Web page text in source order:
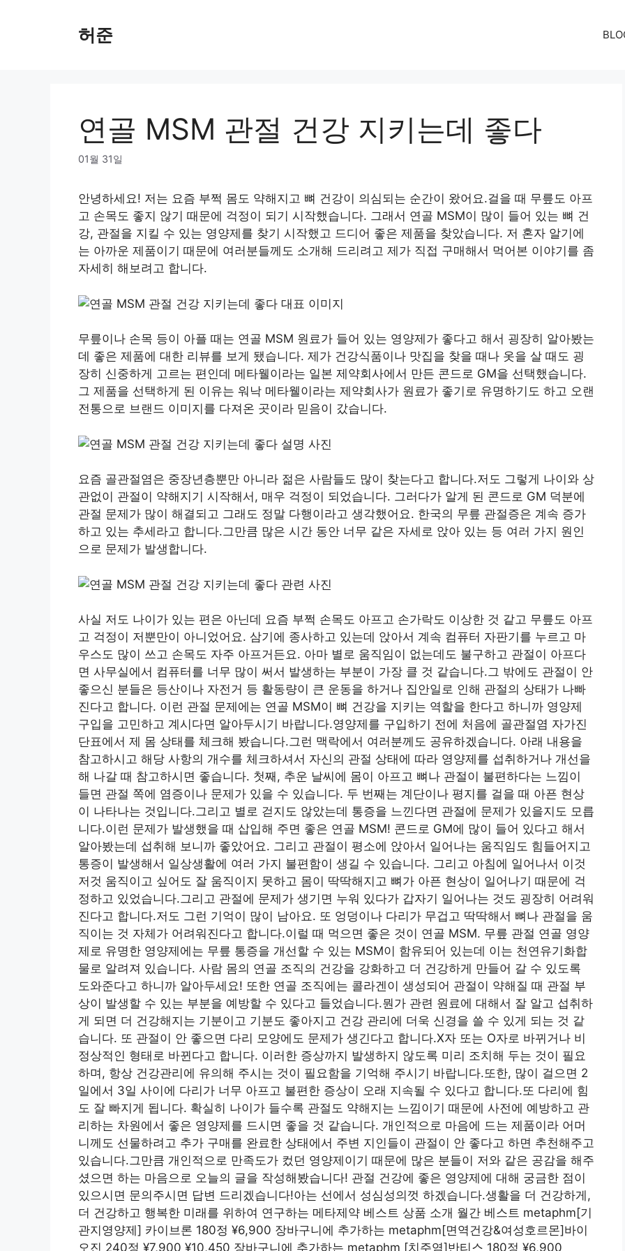
허준
연골 MSM 관절 건강 지키는데 좋다
01월 31일
안녕하세요! 저는 요즘 부쩍 몸도 약해지고 뼈 건강이 의심되는 순간이 왔어요.걸을 때 무릎도 아프
고 손목도 좋지 않기 때문에 걱정이 되기 시작했습니다. 그래서 연골 MSM이 많이 들어 있는 뼈 건
강, 관절을 지킬 수 있는 영양제를 찾기 시작했고 드디어 좋은 제품을 찾았습니다. 저 혼자 알기에
는 아까운 제품이기 때문에 여러분들께도 소개해 드리려고 제가 직접 구매해서 먹어본 이야기를 좀
자세히 해보려고 합니다.
무릎이나 손목 등이 아플 때는 연골 MSM 원료가 들어 있는 영양제가 좋다고 해서 굉장히 알아봤는
데 좋은 제품에 대한 리뷰를 보게 됐습니다. 제가 건강식품이나 맛집을 찾을 때나 옷을 살 때도 굉
장히 신중하게 고르는 편인데 메타웰이라는 일본 제약회사에서 만든 콘드로 GM을 선택했습니다.
그 제품을 선택하게 된 이유는 워낙 메타웰이라는 제약회사가 원료가 좋기로 유명하기도 하고 오랜
전통으로 브랜드 이미지를 다져온 곳이라 믿음이 갔습니다.
요즘 골관절염은 중장년층뿐만 아니라 젊은 사람들도 많이 찾는다고 합니다.저도 그렇게 나이와 상
관없이 관절이 약해지기 시작해서, 매우 걱정이 되었습니다. 그러다가 알게 된 콘드로 GM 덕분에
관절 문제가 많이 해결되고 그래도 정말 다행이라고 생각했어요. 한국의 무릎 관절증은 계속 증가
하고 있는 추세라고 합니다.그만큼 많은 시간 동안 너무 같은 자세로 앉아 있는 등 여러 가지 원인
으로 문제가 발생합니다.
사실 저도 나이가 있는 편은 아닌데 요즘 부쩍 손목도 아프고 손가락도 이상한 것 같고 무릎도 아프
고 걱정이 저뿐만이 아니었어요. 삼기에 종사하고 있는데 앉아서 계속 컴퓨터 자판기를 누르고 마
우스도 많이 쓰고 손목도 자주 아프거든요. 아마 별로 움직임이 없는데도 불구하고 관절이 아프다
면 사무실에서 컴퓨터를 너무 많이 써서 발생하는 부분이 가장 클 것 같습니다.그 밖에도 관절이 안
좋으신 분들은 등산이나 자전거 등 활동량이 큰 운동을 하거나 집안일로 인해 관절의 상태가 나빠
진다고 합니다. 이런 관절 문제에는 연골 MSM이 뼈 건강을 지키는 역할을 한다고 하니까 영양제
구입을 고민하고 계시다면 알아두시기 바랍니다.영양제를 구입하기 전에 처음에 골관절염 자가진
단표에서 제 몸 상태를 체크해 봤습니다.그런 맥락에서 여러분께도 공유하겠습니다. 아래 내용을
참고하시고 해당 사항의 개수를 체크하셔서 자신의 관절 상태에 따라 영양제를 섭취하거나 개선을
해 나갈 때 참고하시면 좋습니다. 첫째, 추운 날씨에 몸이 아프고 뼈나 관절이 불편하다는 느낌이
들면 관절 쪽에 염증이나 문제가 있을 수 있습니다. 두 번째는 계단이나 평지를 걸을 때 아픈 현상
이 나타나는 것입니다.그리고 별로 걷지도 않았는데 통증을 느낀다면 관절에 문제가 있을지도 모릅
니다.이런 문제가 발생했을 때 삽입해 주면 좋은 연골 MSM! 콘드로 GM에 많이 들어 있다고 해서
알아봤는데 섭취해 보니까 좋았어요. 그리고 관절이 평소에 앉아서 일어나는 움직임도 힘들어지고
통증이 발생해서 일상생활에 여러 가지 불편함이 생길 수 있습니다. 그리고 아침에 일어나서 이것
저것 움직이고 싶어도 잘 움직이지 못하고 몸이 딱딱해지고 뼈가 아픈 현상이 일어나기 때문에 걱
정하고 있었습니다.그리고 관절에 문제가 생기면 누워 있다가 갑자기 일어나는 것도 굉장히 어려워
진다고 합니다.저도 그런 기억이 많이 남아요. 또 엉덩이나 다리가 무겁고 딱딱해서 뼈나 관절을 움
직이는 것 자체가 어려워진다고 합니다.이럴 때 먹으면 좋은 것이 연골 MSM. 무릎 관절 연골 영양
제로 유명한 영양제에는 무릎 통증을 개선할 수 있는 MSM이 함유되어 있는데 이는 천연유기화합
물로 알려져 있습니다. 사람 몸의 연골 조직의 건강을 강화하고 더 건강하게 만들어 갈 수 있도록
도와준다고 하니까 알아두세요! 또한 연골 조직에는 콜라겐이 생성되어 관절이 약해질 때 관절 부
상이 발생할 수 있는 부분을 예방할 수 있다고 들었습니다.뭔가 관련 원료에 대해서 잘 알고 섭취하
게 되면 더 건강해지는 기분이고 기분도 좋아지고 건강 관리에 더욱 신경을 쓸 수 있게 되는 것 같
습니다. 또 관절이 안 좋으면 다리 모양에도 문제가 생긴다고 합니다.X자 또는 O자로 바뀌거나 비
정상적인 형태로 바뀐다고 합니다. 이러한 증상까지 발생하지 않도록 미리 조치해 두는 것이 필요
하며, 항상 건강관리에 유의해 주시는 것이 필요함을 기억해 주시기 바랍니다.또한, 많이 걸으면 2
일에서 3일 사이에 다리가 너무 아프고 불편한 증상이 오래 지속될 수 있다고 합니다.또 다리에 힘
도 잘 빠지게 됩니다. 확실히 나이가 들수록 관절도 약해지는 느낌이기 때문에 사전에 예방하고 관
리하는 차원에서 좋은 영양제를 드시면 좋을 것 같습니다. 개인적으로 마음에 드는 제품이라 어머
니께도 선물하려고 추가 구매를 완료한 상태에서 주변 지인들이 관절이 안 좋다고 하면 추천해주고
있습니다.그만큼 개인적으로 만족도가 컸던 영양제이기 때문에 많은 분들이 저와 같은 공감을 해주
셨으면 하는 마음으로 오늘의 글을 작성해봤습니다! 관절 건강에 좋은 영양제에 대해 궁금한 점이
있으시면 문의주시면 답변 드리겠습니다!아는 선에서 성심성의껏 하겠습니다.생활을 더 건강하게,
더 건강하고 행복한 미래를 위하여 연구하는 메타제약 베스트 상품 소개 월간 베스트 metaphm[기
관지영양제] 카이브론 180정 ¥6,900 장바구니에 추가하는 metaphm[면역건강&여성호르몬]바이
오진 240정 ¥7,900 ¥10,450 장바구니에 추가하는 metaphm [치주염]반티스 180정 ¥6,900